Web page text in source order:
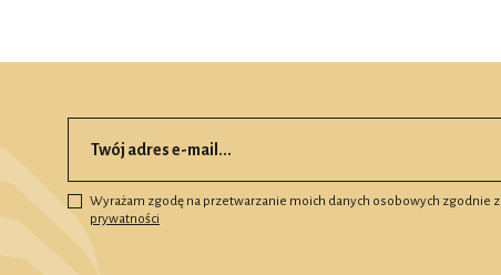
Wyrażam zgodę na przetwarzanie moich danych osobowych zgodnie z
prywatności